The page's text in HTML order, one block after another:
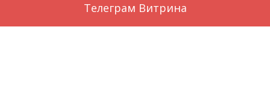
Телеграм Витрина